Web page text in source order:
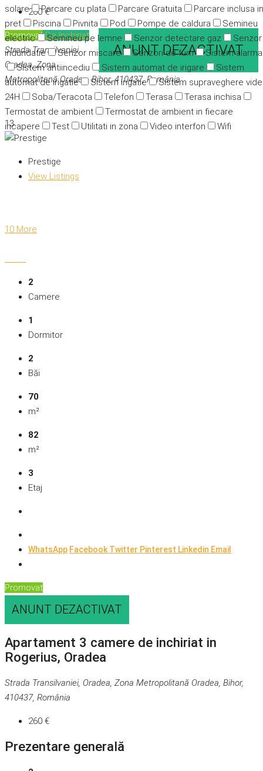
solare
Parcare cu plata Parcare Gratuita
Parcare inclusa in
pret
Piscina Pivnita Pod Pompe de caldura
Semineu
electric
Semineu pe lemne Senzor detectare gaz
Senzor
indundatie
Senzor miscare Senzori de fum
Sistem alarma
Sistem antiincediu
Sistem automat de irigare
Sistem
automat de irigatie
Sistem irigatie
Sistem supraveghere
24H
Soba/Teracota Telefon Terasa
Terasa inchisa
Termostat de ambient
Termostat de ambient in fiecare
incapere
Test Utilitati in zona Video interfon Wifi
260 €
PromovatDe închiriat
ANUNT DEZACTIVAT
Strada Transilvaniei,
Oradea, Zona
Metropolitană Oradea, Bihor, 410437, România
13
Prestige
View Listings
10 More
2
Camere
1
Dormitor
2
Băi
70
m²
82
m²
3
Etaj
WhatsApp FacebookTwitter Pinterest Linkedin Email
Promovat
ANUNT DEZACTIVAT
Apartament 3 camere de inchiriat in
Rogerius, Oradea
Strada Transilvaniei, Oradea, Zona Metropolitană Oradea, Bihor,
410437, România
260 €
Prezentare generală